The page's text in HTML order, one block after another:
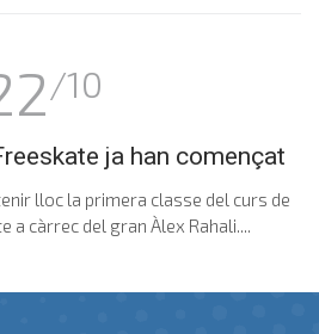
/10
ja han començat
lloc la primera classe del curs de
a càrrec del gran Àlex Rahali....